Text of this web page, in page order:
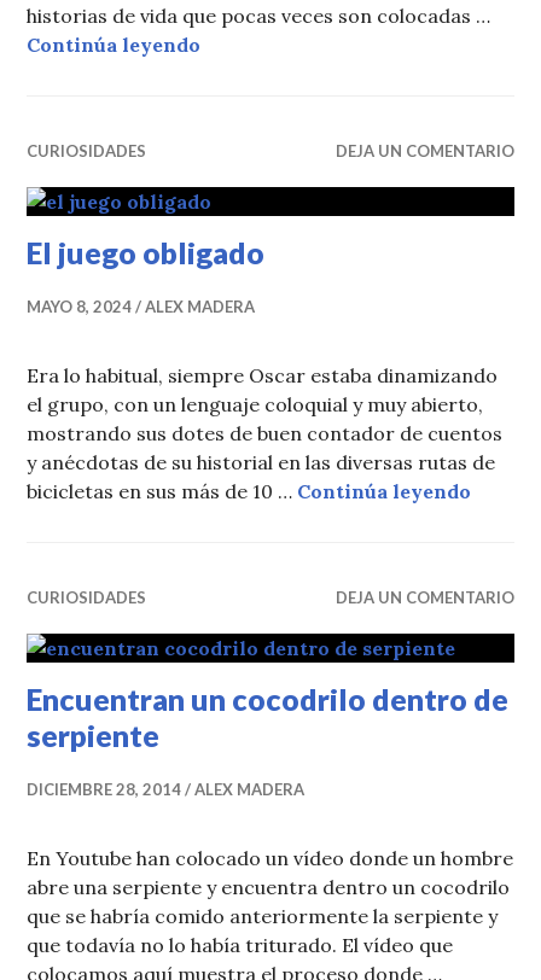
historias de vida que pocas veces son colocadas …
Continúa leyendo
CURIOSIDADES DEJA UN COMENTARIO
El juego obligado
MAYO 8, 2024 ALEX MADERA
Era lo habitual, siempre Oscar estaba dinamizando
el grupo, con un lenguaje coloquial y muy abierto,
mostrando sus dotes de buen contador de cuentos
y anécdotas de su historial en las diversas rutas de
bicicletas en sus más de 10 … Continúa leyendo
CURIOSIDADES DEJA UN COMENTARIO
Encuentran un cocodrilo dentro de
serpiente
DICIEMBRE 28, 2014 ALEX MADERA
En Youtube han colocado un vídeo donde un hombre
abre una serpiente y encuentra dentro un cocodrilo
que se habría comido anteriormente la serpiente y
que todavía no lo había triturado. El vídeo que
colocamos aquí muestra el proceso donde …